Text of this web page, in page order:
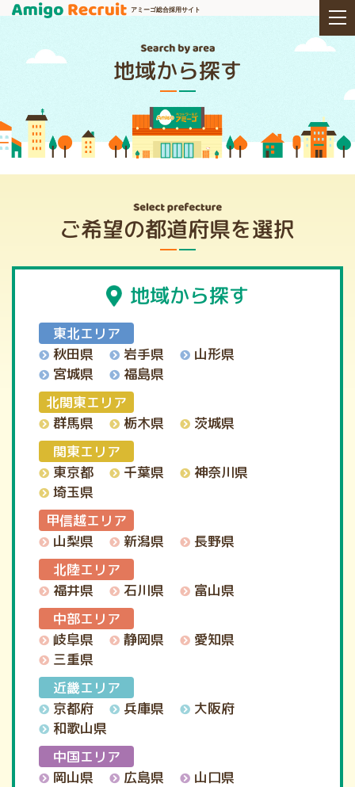
アミーゴ総合採用サイト
地域から探す
ご希望の都道府県を選択
地域から探す
東北エリア
秋田県 岩手県
山形県
宮城県
福島県
北関東エリア
群馬県 栃木県 茨城県
関東エリア
東京都 千葉県 神奈川県
埼玉県
甲信越エリア
山梨県 新潟県 長野県
北陸エリア
福井県 石川県 富山県
中部エリア
岐阜県 静岡県
愛知県
三重県
近畿エリア
京都府 兵庫県 大阪府
和歌山県
中国エリア
岡山県 広島県 山口県